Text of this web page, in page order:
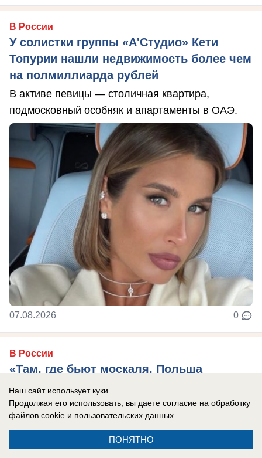
В России
У солистки группы «А'Студио» Кети
Топурии нашли недвижимость более чем
на полмиллиарда рублей
В активе певицы — столичная квартира,
подмосковный особняк и апартаменты в ОАЭ.
07.08.2026 0
В России
«Там, где бьют москаля, Польша
оказывает помощь»: президент страны
сделал агрессивное заявление в адрес
России
Захарова: Это пример «клинической
Наш сайт использует куки.
Продолжая его использовать, вы даете согласие на обработку
файлов cookie и пользовательских данных.
ПОНЯТНО